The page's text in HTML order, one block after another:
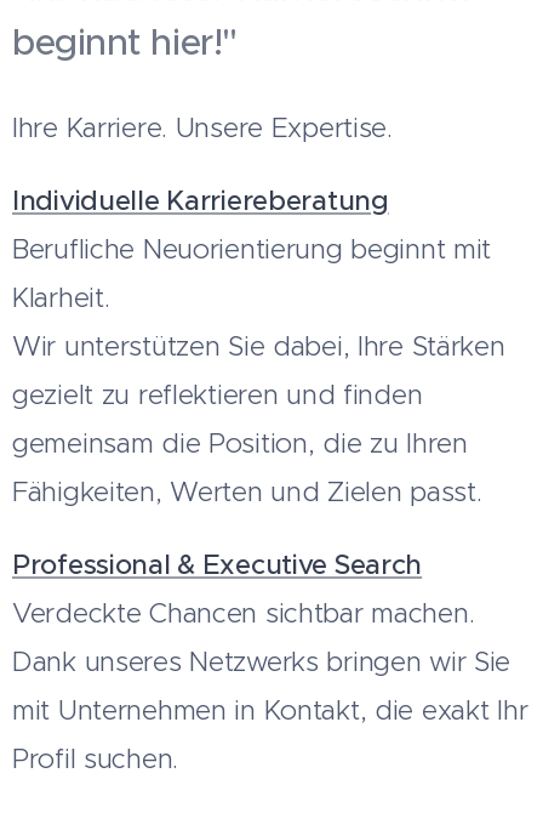
beginnt hier!"
Ihre Karriere. Unsere Expertise.
Individuelle Karriereberatung
Berufliche Neuorientierung beginnt mit
Klarheit.
Wir unterstützen Sie dabei, Ihre Stärken
gezielt zu reflektieren und finden
gemeinsam die Position, die zu Ihren
Fähigkeiten, Werten und Zielen passt.
Professional & Executive Search
Verdeckte Chancen sichtbar machen.
Dank unseres Netzwerks bringen wir Sie
mit Unternehmen in Kontakt, die exakt Ihr
Profil suchen.